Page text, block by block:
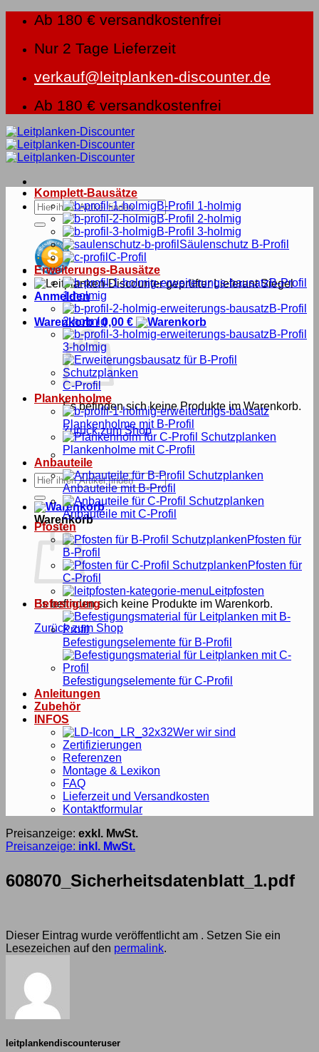
springen
Ab 180 € versandkostenfrei
Nur 2 Tage Lieferzeit
verkauf@leitplanken-discounter.de
Ab 180 € versandkostenfrei
Suche
nach:
Anmelden
Warenkorb /0,00 €
Es befinden sich keine Produkte im Warenkorb.
Zurück zum Shop
Suche
nach:
Warenkorb
Es befinden sich keine Produkte im Warenkorb.
Zurück zum Shop
Komplett-Bausätze
B-Profil 1-holmig
B-Profil 2-holmig
B-Profil 3-holmig
Säulenschutz B-Profil
C-Profil
Erweiterungs-Bausätze
B-Profil
1-holmig
B-Profil
2-holmig
B-Profil
3-holmig
C-Profil
Plankenholme
Plankenholme mit B-Profil
Plankenholme mit C-Profil
Anbauteile
Anbauteile mit B-Profil
Anbauteile mit C-Profil
Pfosten
Pfosten für
B-Profil
Pfosten für
C-Profil
Leitpfosten
Befestigung
Befestigungselemente für B-Profil
Befestigungselemente für C-Profil
Anleitungen
Zubehör
INFOS
Wer wir sind
Zertifizierungen
Referenzen
Montage & Lexikon
FAQ
Lieferzeit und Versandkosten
Kontaktformular
Preisanzeige: exkl. MwSt.
Preisanzeige: inkl. MwSt.
608070_Sicherheitsdatenblatt_1.pdf
Dieser Eintrag wurde veröffentlicht am . Setzen Sie ein
Lesezeichen auf den permalink.
leitplankendiscounteruser